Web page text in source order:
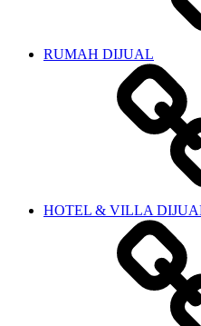
RUMAH DIJUAL
HOTEL & VILLA